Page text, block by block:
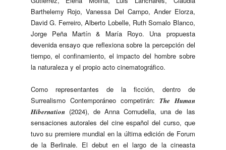
Barthelemy Rojo, Vanessa Del Campo, Ander Elorza,
David G. Ferreiro, Alberto Lobelle, Ruth Somalo Blanco,
Jorge Peña Martín & María Royo. Una propuesta
devenida ensayo que reflexiona sobre la percepción del
tiempo, el confinamiento, el impacto del hombre sobre
la naturaleza y el propio acto cinematográfico.
Como representantes de la ficción, dentro de
Surrealismo Contemporáneo competirán: The Human
Hibernation(2024), de Anna Cornudella, una de las
sensaciones autorales del cine español del curso, que
tuvo su premiere mundial en la última edición de Forum
de la Berlinale. El debut en el largo de la cineasta